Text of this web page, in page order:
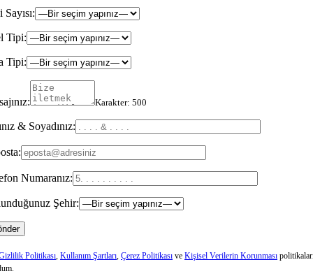
Tipi:
Tipi:
Karakter: 500
& Soyadınız:
Numaranız:
Şehir:
Politikası Kullanım Şartları Çerez Politikası ve Kişisel Verilerin Korunması